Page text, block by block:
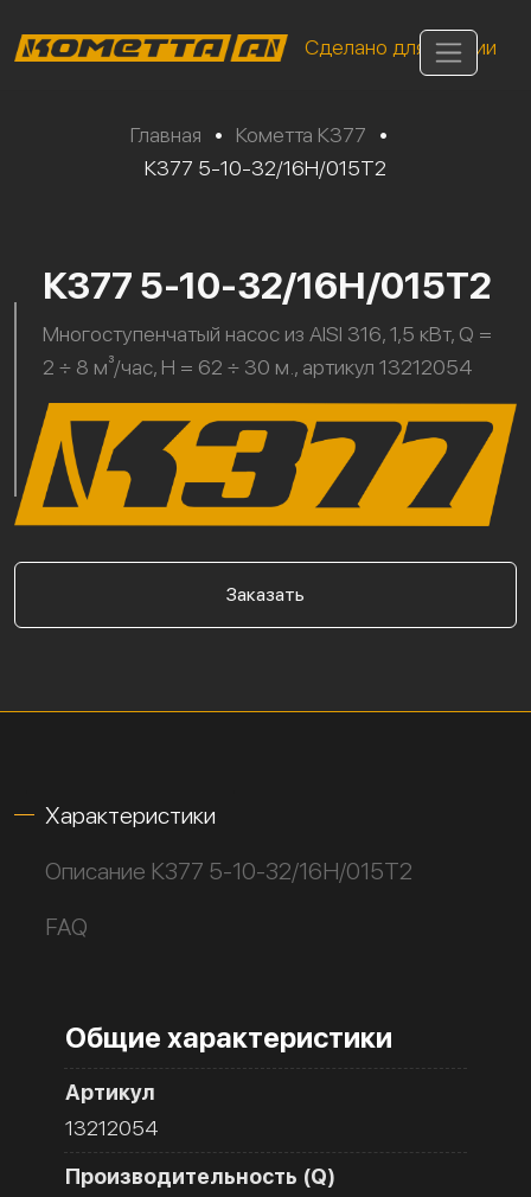
Сделано для России
Главная • Кометта К377
•
К377 5-10-32/16Н/015Т2
К377 5-10-32/16Н/015Т2
Многоступенчатый насос из AISI 316, 1,5 кВт, Q =
2 ÷ 8 м³/час, H = 62 ÷ 30 м., артикул 13212054
Заказать
Характеристики
Описание К377 5-10-32/16Н/015Т2
FAQ
Общие характеристики
Артикул
13212054
Производительность (Q)